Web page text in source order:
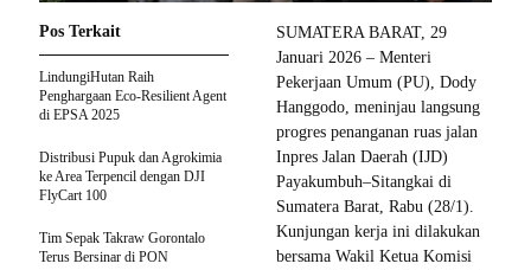
SUMATERA BARAT, 29
Januari 2026 – Menteri
Pekerjaan Umum (PU), Dody
Hanggodo, meninjau langsung
progres penanganan ruas jalan
Inpres Jalan Daerah (IJD)
Payakumbuh–Sitangkai di
Sumatera Barat, Rabu (28/1).
Kunjungan kerja ini dilakukan
bersama Wakil Ketua Komisi
Pos Terkait
LindungiHutan Raih
Penghargaan Eco-Resilient Agent
di EPSA 2025
Distribusi Pupuk dan Agrokimia
ke Area Terpencil dengan DJI
FlyCart 100
Tim Sepak Takraw Gorontalo
Terus Bersinar di PON